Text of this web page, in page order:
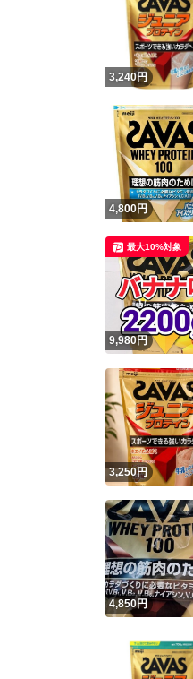
3,240円
4,800円
9,980円
最大10%対象
3,250円
4,850円